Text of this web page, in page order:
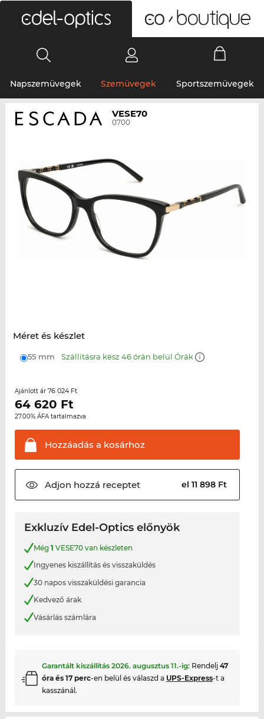
Napszemüvegek Szemüvegek Sportszemüvegek
VESE70
0700
Méret és készlet
55 mm Szállításra kész 46 órán belül Órák
Ajánlott ár 76 024 Ft
64 620 Ft
27.00% ÁFA tartalmazva
Hozzáadás a kosárhoz
Adjon hozzá receptet el 11 898 Ft
Exkluzív Edel-Optics előnyök
Még 1 VESE70 van készleten
Ingyenes kiszállítás és visszaküldés
30 napos visszaküldési garancia
Kedvező árak
Vásárlás számlára
Garantált kiszállítás 2026. augusztus 11.-ig: Rendelj 47
óra és 17 perc-en belül és válaszd a UPS-Express-t a
kasszánál.